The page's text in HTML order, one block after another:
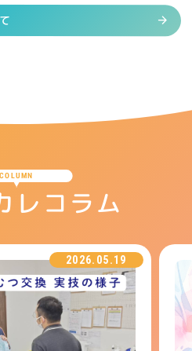
COLUMN
レコラム
2026.05.19